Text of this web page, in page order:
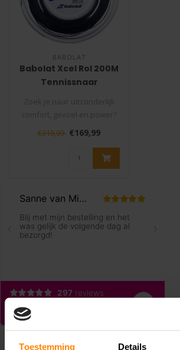
Toestemming Details
BABOLAT
Babolat Xcel Rol 200M
Tennissnaar
XCEL is de beste snaar, afg..
€319,99 €169,99